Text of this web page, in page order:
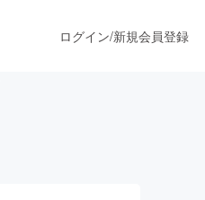
ログイン/新規会員登録